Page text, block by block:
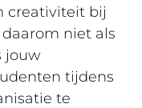
creativiteit bij
niet als
jouw
tijdens
te